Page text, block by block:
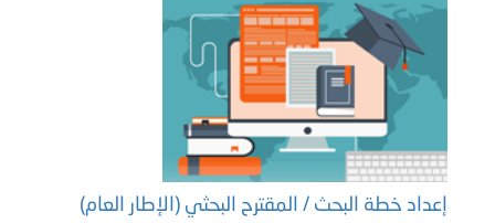
إعداد خطة البحث / المقترح البحثي (الإطار العام)